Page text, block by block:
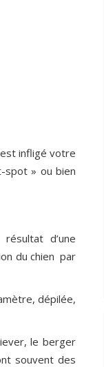
infligé votre
spot » ou bien
d’une
du chien par
dépilée,
le berger
souvent des